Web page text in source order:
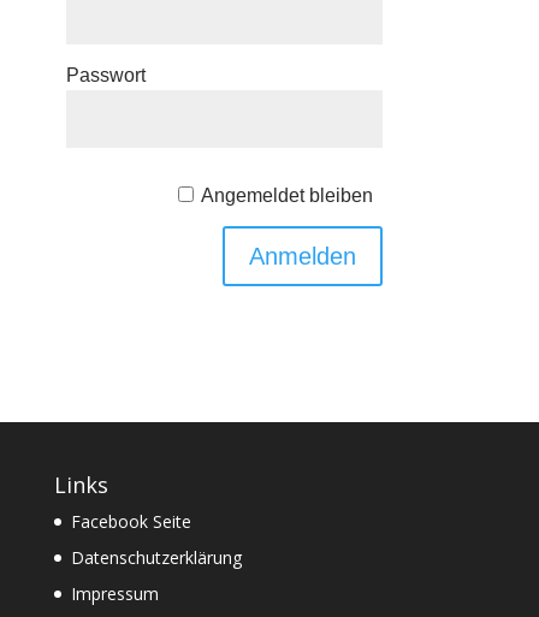
Passwort
Angemeldet bleiben
Links
Facebook Seite
Datenschutzerklärung
Impressum